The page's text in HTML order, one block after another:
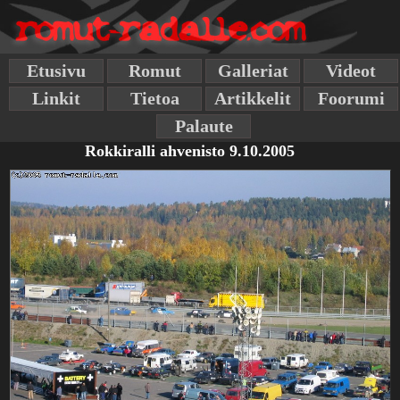
Etusivu Romut Galleriat
Videot
Linkit
Tietoa Artikkelit
Foorumi
Palaute
Rokkiralli ahvenisto 9.10.2005